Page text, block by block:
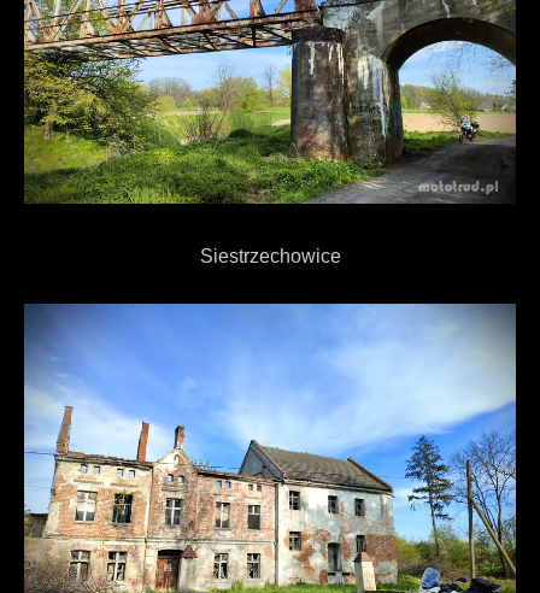
Siestrzechowice